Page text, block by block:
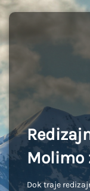
Molimo
Dok traje